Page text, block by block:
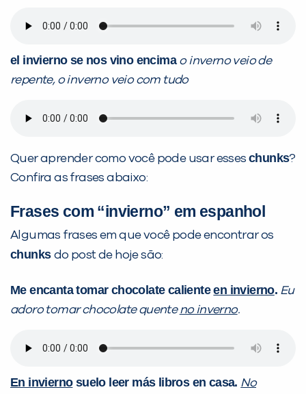
el invierno se nos vino encima o inverno veio de
repente, o inverno veio com tudo
Quer aprender como você pode usar esses chunks?
Confira as frases abaixo:
Frases com “invierno” em espanhol
Algumas frases em que você pode encontrar os
chunks do post de hoje são:
Me encanta tomar chocolate calienteen invierno. Eu
adoro tomar chocolate quenteno inverno.
En inviernosuelo leer más libros en casa. No